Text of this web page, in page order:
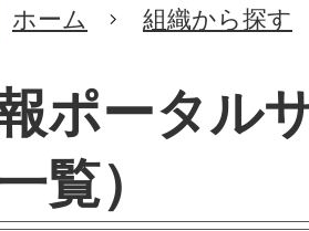
ホーム 組織から探す
ポータル
覧）